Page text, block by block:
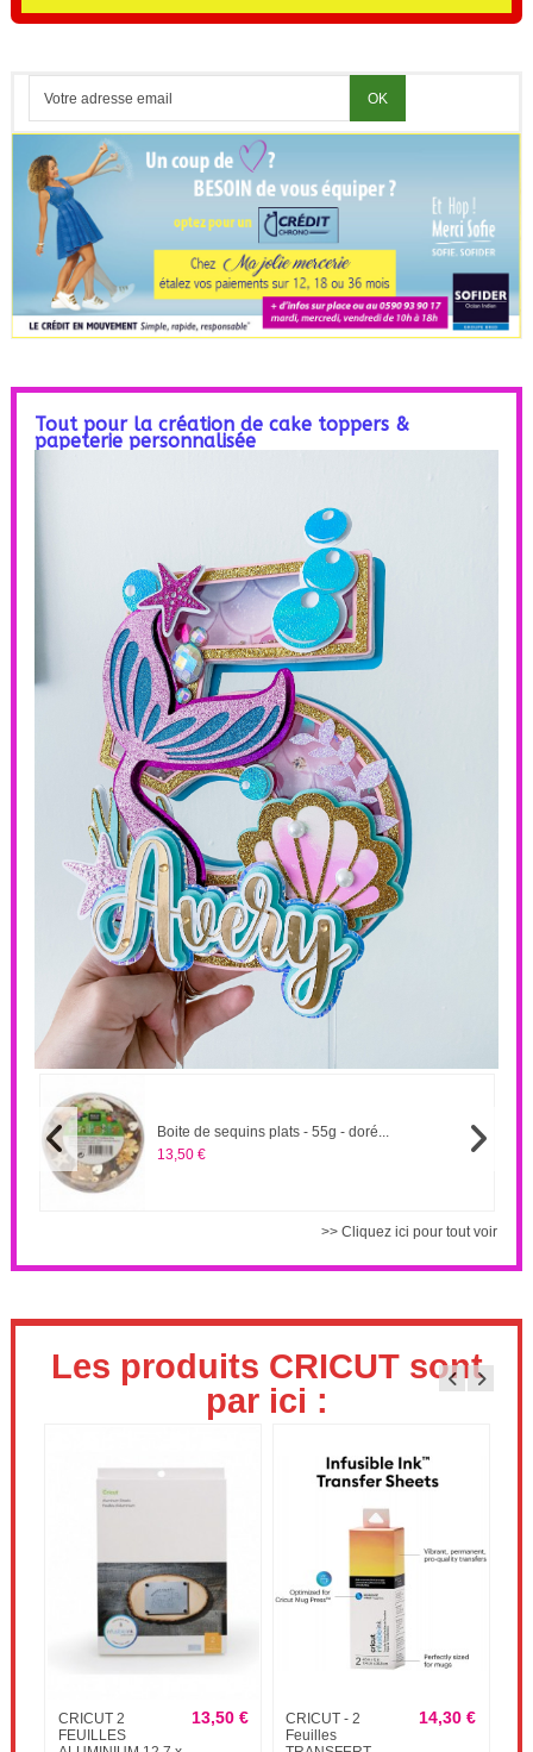
Tout pour la création de cake toppers &
papeterie personnalisée
Boite de sequins plats - 55g - doré...
13,50 €
>> Cliquez ici pour tout voir
Les produits CRICUT sont
par ici :
CRICUT 2
FEUILLES
13,50 €
CRICUT - 2
Feuilles
14,30 €